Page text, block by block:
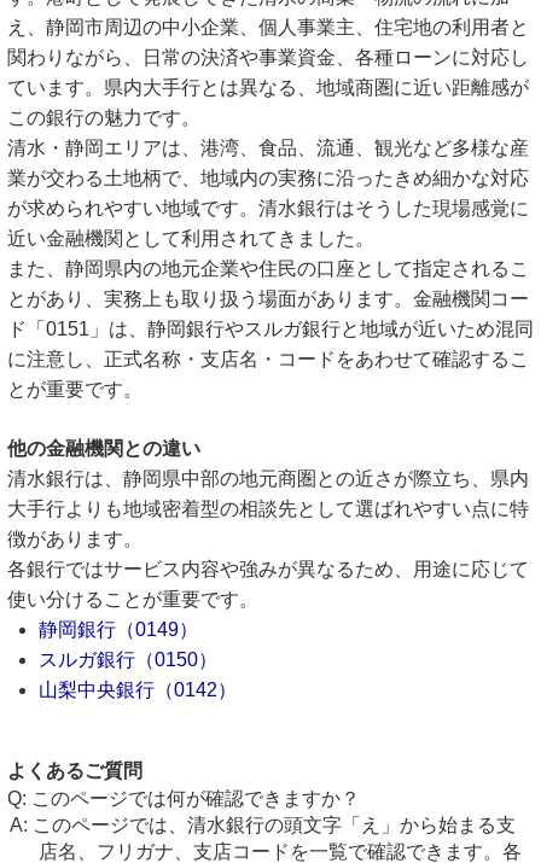
え、静岡市周辺の中小企業、個人事業主、住宅地の利用者と
関わりながら、日常の決済や事業資金、各種ローンに対応し
ています。県内大手行とは異なる、地域商圏に近い距離感が
この銀行の魅力です。
清水・静岡エリアは、港湾、食品、流通、観光など多様な産
業が交わる土地柄で、地域内の実務に沿ったきめ細かな対応
が求められやすい地域です。清水銀行はそうした現場感覚に
近い金融機関として利用されてきました。
また、静岡県内の地元企業や住民の口座として指定されるこ
とがあり、実務上も取り扱う場面があります。金融機関コー
ド「0151」は、静岡銀行やスルガ銀行と地域が近いため混同
に注意し、正式名称・支店名・コードをあわせて確認するこ
とが重要です。
他の金融機関との違い
清水銀行は、静岡県中部の地元商圏との近さが際立ち、県内
大手行よりも地域密着型の相談先として選ばれやすい点に特
徴があります。
各銀行ではサービス内容や強みが異なるため、用途に応じて
使い分けることが重要です。
静岡銀行（0149）
スルガ銀行（0150）
山梨中央銀行（0142）
よくあるご質問
このページでは何が確認できますか？
このページでは、清水銀行の頭文字「え」から始まる支
店名、フリガナ、支店コードを一覧で確認できます。各